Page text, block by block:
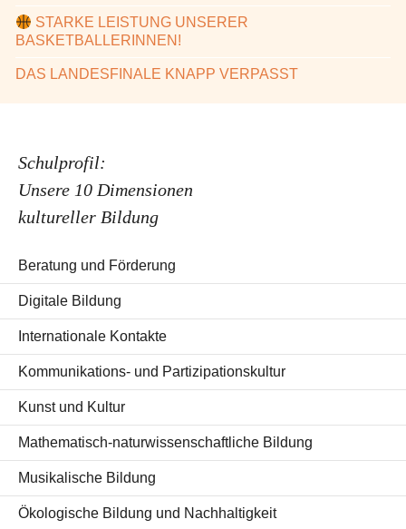
STARKE LEISTUNG UNSERER
BASKETBALLERINNEN!
DAS LANDESFINALE KNAPP VERPASST
Schulprofil:
Unsere 10 Dimensionen
kultureller Bildung
Beratung und Förderung
Digitale Bildung
Internationale Kontakte
Kommunikations- und Partizipationskultur
Kunst und Kultur
Mathematisch-naturwissenschaftliche Bildung
Musikalische Bildung
Ökologische Bildung und Nachhaltigkeit